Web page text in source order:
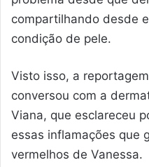
compartilhando desde
condição de pele.
Visto isso, a
conversou com a
Viana, que esclareceu
essas inflamações que
vermelhos de Vanessa.